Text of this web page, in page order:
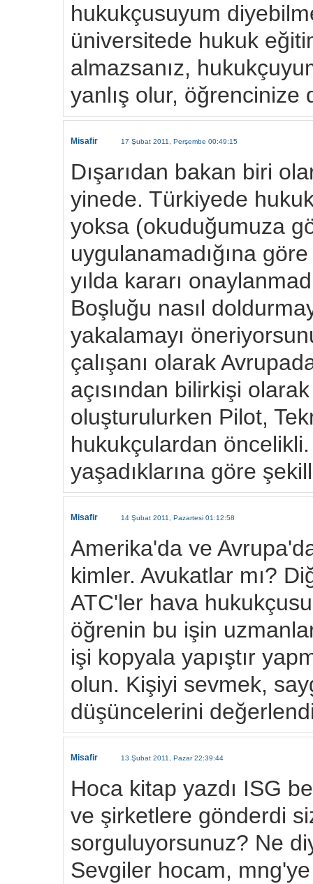
hukukçusuyum
üniversitede hukuk
almazsanız,
yanlış olur, öğrencinize
Misafir 17 Şubat 2011, Perşembe 00:49:15
Dışarıdan bakan biri
yinede. Türkiyede
yoksa (okuduğumuza
uygulanamadığına
yılda kararı
Boşluğu nasıl
yakalamayı
çalışanı olarak
açısından bilirkişi
oluşturulurken Pilot,
hukukçulardan
yaşadıklarına göre
Misafir 14 Şubat 2011, Pazartesi 01:12:58
Amerika'da ve
kimler. Avukatlar mı?
ATC'ler hava hukukçusu
öğrenin bu işin
işi kopyala yapıştır
olun. Kişiyi sevmek,
düşüncelerini
Misafir 13 Şubat 2011, Pazar 22:39:44
Hoca kitap yazdı ISG
ve şirketlere gönderdi
sorguluyorsunuz? Ne
Sevgiler hocam,